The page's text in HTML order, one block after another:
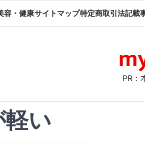
容・健康サイトマップ特定商取引法記載
PR：
い